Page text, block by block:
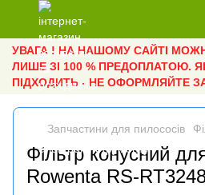
УВАГА ! НА НАШОМУ САЙТІ
ЛИШЕ ЗІ 100 % ПРЕДОПЛАТОЮ.
ПІДХОДИТЬ - НЕ ОФОРМЛЯЙТЕ
Запчастини для пилососів
Фільтр конусний
Rowenta RS-